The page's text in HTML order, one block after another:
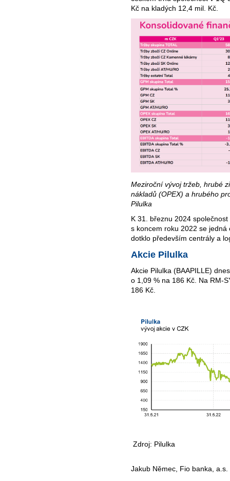
Kč na kladých 12,4 mil. Kč.
Meziroční vývoj tržeb, hrubé
nákladů (OPEX) a hrubého
Pilulka
K 31. březnu 2024
s koncem roku 2022 se
dotklo především centrály a
Akcie Pilulka
Akcie Pilulka (BAAPILLE)
o 1,09 % na 186 Kč. Na RM-
186 Kč.
Zdroj: Pilulka
Jakub Němec, Fio banka, a.s.